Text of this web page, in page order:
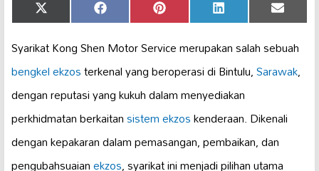
Share
on
X
(Twitter)
Share
on
Facebook Share
on
Pinterest Share
on
LinkedIn Share
on
Email
Syarikat Kong Shen Motor Service merupakan salah sebuah
bengkel ekzosterkenal yang beroperasi di Bintulu,Sarawak,
dengan reputasi yang kukuh dalam menyediakan
perkhidmatan berkaitansistem ekzoskenderaan. Dikenali
dengan kepakaran dalam pemasangan, pembaikan, dan
pengubahsuaianekzos, syarikat ini menjadi pilihan utama